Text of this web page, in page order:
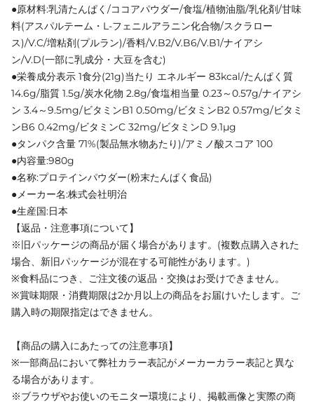
●原材料:乳清たんぱく/ココアパウダー/食塩/植物油脂/乳化剤/甘味
料(アスパルテーム・L-フェニルアラニン化合物/スクラロー
ス)/V.C/増粘剤(プルラン)/香料/V.B2/V.B6/V.B1/ナイアシ
ン/V.D(一部に乳成分・大豆を含む)
●栄養成分表示 1食分(21g)当たり エネルギー 83kcal/たんぱく質
14.6g/脂質 1.5g/炭水化物 2.8g/食塩相当量 0.23～0.57g/ナイアシ
ン 3.4～9.5mg/ビタミンB1 0.50mg/ビタミンB2 0.57mg/ビタミ
ンB6 0.42mg/ビタミンC 32mg/ビタミンD 9.1μg
●タンパク含量 71%(製品無水物あたり)/アミノ酸スコア 100
●内容量:980g
●名称:プロテインパウダー(粉末たんぱく食品)
●メーカー名:株式会社明治
●生産国:日本
【返品・注意事項について】
※旧パッケージの商品が届く場合があります。(複数点購入された
場合、新旧パッケージが混在する可能性があります。)
※食料品につき、ご注文後の返品・交換はお受けできません。
※賞味期限・消費期限は2か月以上の商品をお届けいたします。ご
購入時の期限指定はできません。
【商品の購入にあたっての注意事項】
※一部商品において弊社カラー表記がメーカーカラー表記と異な
る場合があります。
※ブラウザやお使いのモニター環境により、掲載画像と実際の商